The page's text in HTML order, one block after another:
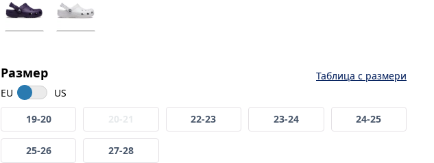
Размер
EU US
Таблица с размери
19-20 20-21 22-23 23-24 24-25
25-26 27-28